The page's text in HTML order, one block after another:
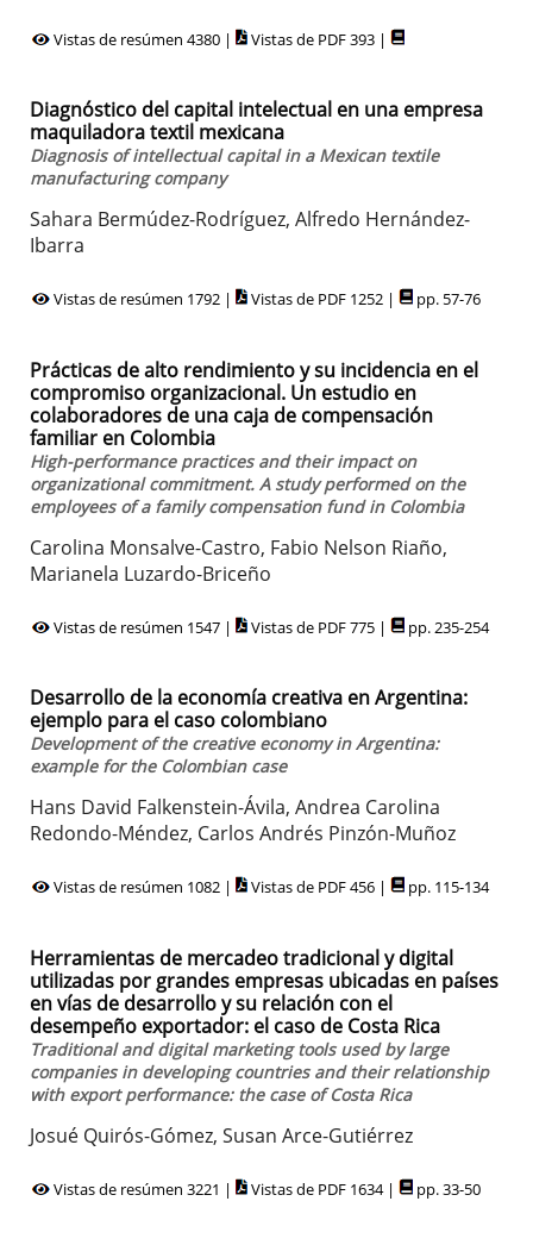
Vistas de resúmen 4380 | Vistas de PDF 393 |
Diagnóstico del capital intelectual en una empresa
maquiladora textil mexicana
Diagnosis of intellectual capital in a Mexican textile
manufacturing company
Sahara Bermúdez-Rodríguez, Alfredo Hernández-
Ibarra
Vistas de resúmen 1792 | Vistas de PDF 1252 | pp. 57-76
Prácticas de alto rendimiento y su incidencia en el
compromiso organizacional. Un estudio en
colaboradores de una caja de compensación
familiar en Colombia
High-performance practices and their impact on
organizational commitment. A study performed on the
employees of a family compensation fund in Colombia
Carolina Monsalve-Castro, Fabio Nelson Riaño,
Marianela Luzardo-Briceño
Vistas de resúmen 1547 | Vistas de PDF 775 | pp. 235-254
Desarrollo de la economía creativa en Argentina:
ejemplo para el caso colombiano
Development of the creative economy in Argentina:
example for the Colombian case
Hans David Falkenstein-Ávila, Andrea Carolina
Redondo-Méndez, Carlos Andrés Pinzón-Muñoz
Vistas de resúmen 1082 | Vistas de PDF 456 | pp. 115-134
Herramientas de mercadeo tradicional y digital
utilizadas por grandes empresas ubicadas en países
en vías de desarrollo y su relación con el
desempeño exportador: el caso de Costa Rica
Traditional and digital marketing tools used by large
companies in developing countries and their relationship
with export performance: the case of Costa Rica
Josué Quirós-Gómez, Susan Arce-Gutiérrez
Vistas de resúmen 3221 | Vistas de PDF 1634 | pp. 33-50